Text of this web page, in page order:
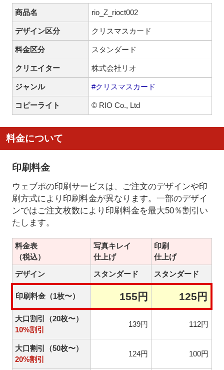
商品名 rio_Z_rioct002
デザイン区分 クリスマスカード
料金区分 スタンダード
クリエイター 株式会社リオ
ジャンル #クリスマスカード
コピーライト © RIO Co., Ltd
料金について
印刷料金
ウェブポの印刷サービスは、ご注文のデザインや印
刷方式により印刷料金が異なります。一部のデザイ
ンではご注文枚数により印刷料金を最大50％割引い
たします。
料金表
（税込）
写真キレイ
仕上げ
印刷
仕上げ
デザイン
スタンダード スタンダード
印刷料金（1枚〜） 155円 125円
大口割引（20枚〜）
10%割引
139円 112円
大口割引（50枚〜）
20%割引
124円 100円